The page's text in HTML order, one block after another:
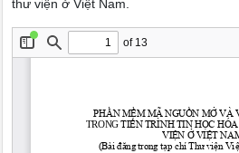
thư viện ở Việt Nam.